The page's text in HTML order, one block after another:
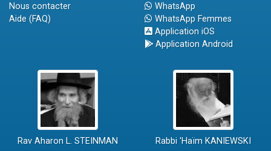
Nous contacter
Aide (FAQ)
WhatsApp
WhatsApp Femmes
Application iOS
Application Android
Rav Aharon L. STEINMAN Rabbi 'Haïm KANIEWSKI